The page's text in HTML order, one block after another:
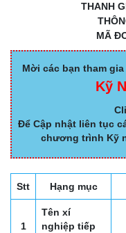
THANH
MÃ
Mời các bạn tham
Kỹ
Để Cập nhật liên tục
chương trình Kỹ
Stt Hạng mục
1
Tên xí
nghiệp tiếp